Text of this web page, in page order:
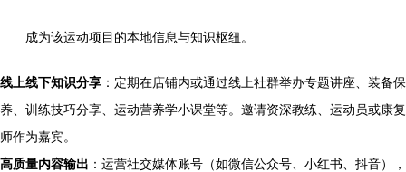
成为该运动项目的本地信息与知识枢纽。
线上线下知识分享 ：定期在店铺内或通过线上社群举办专题讲座、装备保
养、训练技巧分享、运动营养学小课堂等。邀请资深教练、运动员或康复
师作为嘉宾。
高质量内容输出 ：运营社交媒体账号（如微信公众号、小红书、抖音），